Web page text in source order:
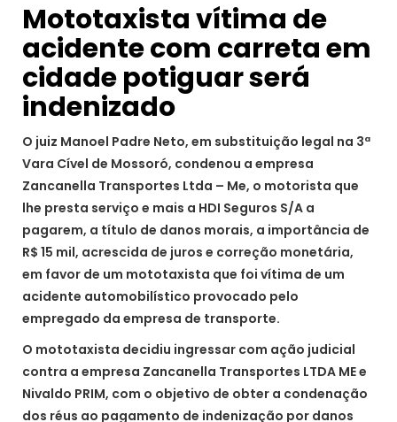
o
n
Mototaxista vítima de
acidente com carreta em
cidade potiguar será
indenizado
O juiz Manoel Padre Neto, em substituição legal na 3ª
Vara Cível de Mossoró, condenou a empresa
Zancanella Transportes Ltda – Me, o motorista que
lhe presta serviço e mais a HDI Seguros S/A a
pagarem, a título de danos morais, a importância de
R$ 15 mil, acrescida de juros e correção monetária,
em favor de um mototaxista que foi vítima de um
acidente automobilístico provocado pelo
empregado da empresa de transporte.
O mototaxista decidiu ingressar com ação judicial
contra a empresa Zancanella Transportes LTDA ME e
Nivaldo PRIM, com o objetivo de obter a condenação
dos réus ao pagamento de indenização por danos